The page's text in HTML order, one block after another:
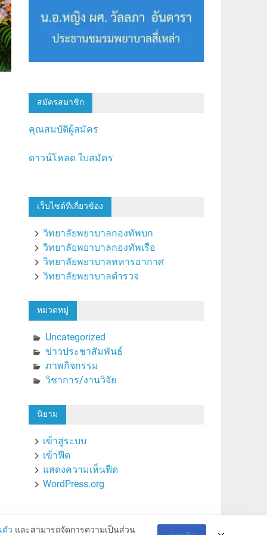
สมัครสมาชิก
คุณสมบัติผู้สมัคร
ดาวน์โหลด ใบสมัคร
เว็บไซด์ที่เกี่ยวข้อง
วิทยาลัยพยาบาลกองทัพบก
วิทยาลัยพยาบาลกองทัพเรือ
วิทยาลัยพยาบาลทหารอากาศ
วิทยาลัยพยาบาลตำรวจ
หมวดหมู่
Uncategorized
ข่าวประชาสัมพันธ์
ภาพกิจกรรม
วิชาการ/งานวิจัย
นิยาม
เข้าสู่ระบบ
เข้าฟีด
แสดงความเห็นฟีด
WordPress.org
ตัว และสามารถจัดการความเป็นส่วน